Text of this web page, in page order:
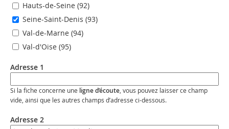
Hauts-de-Seine (92)
Seine-Saint-Denis (93)
Val-de-Marne (94)
Val-d'Oise (95)
Adresse 1
Si la fiche concerne une ligne d’écoute , vous pouvez laisser ce champ
vide, ainsi que les autres champs d’adresse ci-dessous.
Adresse 2